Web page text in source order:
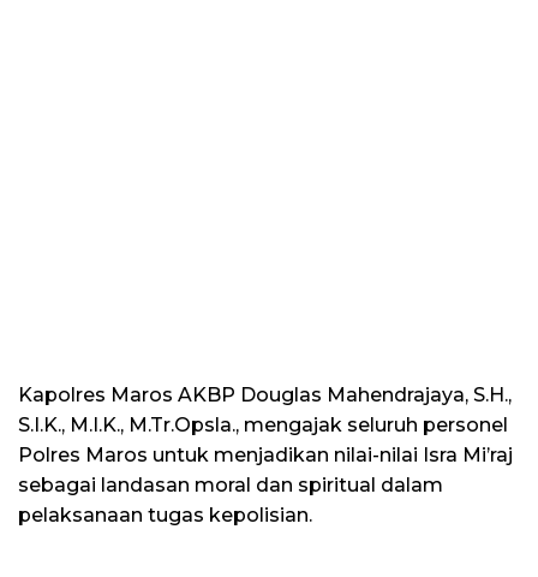
Kapolres Maros AKBP Douglas Mahendrajaya, S.H.,
S.I.K., M.I.K., M.Tr.Opsla., mengajak seluruh personel
Polres Maros untuk menjadikan nilai-nilai Isra Mi’raj
sebagai landasan moral dan spiritual dalam
pelaksanaan tugas kepolisian.